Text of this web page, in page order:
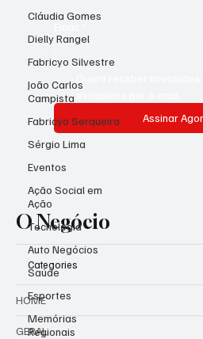
Cláudia Gomes
Dielly Rangel
Fabricyo Silvestre
João Carlos
Campista
Fabricyo Serqueira
Sérgio Lima
Eventos
Ação Social em
Ação
Tecnologia
Auto Negócios
Saúde
Esportes
Memórias
Regionais
Assinar
O Negócio
Categories
HOME
GERAL